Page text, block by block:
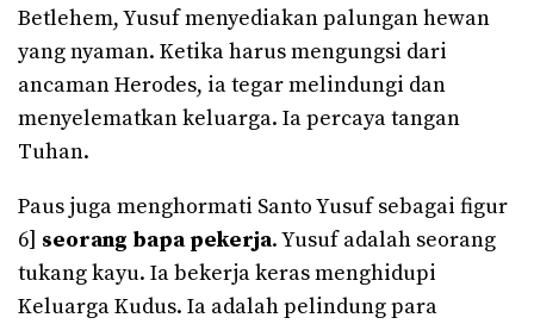
Betlehem, Yusuf menyediakan palungan hewan
yang nyaman. Ketika harus mengungsi dari
ancaman Herodes, ia tegar melindungi dan
menyelematkan keluarga. Ia percaya tangan
Tuhan.
Paus juga menghormati Santo Yusuf sebagai figur
6] seorang bapa pekerja. Yusuf adalah seorang
tukang kayu. Ia bekerja keras menghidupi
Keluarga Kudus. Ia adalah pelindung para